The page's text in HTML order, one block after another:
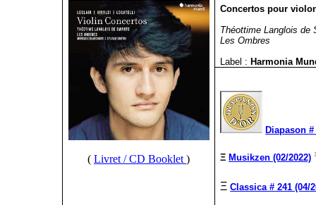
( Livret / CD Booklet )
Concertos pour
Théottime Langlois de
Les Ombres
Label : Harmonia
Diapason #
Ξ Musikzen (02/2022)
ΞClassica # 241 (04/